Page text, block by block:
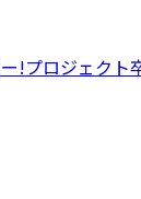
!プロジェクト